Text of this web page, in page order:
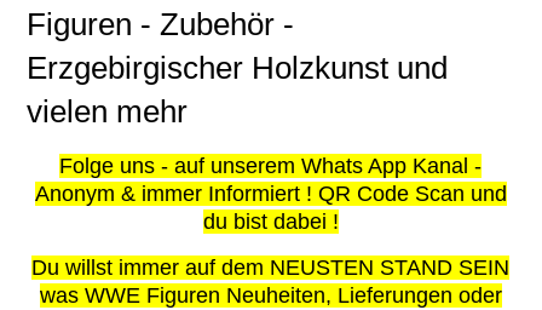
Figuren - Zubehör -
Erzgebirgischer Holzkunst und
vielen mehr
Folge uns - auf unserem Whats App Kanal -
Anonym & immer Informiert ! QR Code Scan und
du bist dabei !
Du willst immer auf dem NEUSTEN STAND SEIN
was WWE Figuren Neuheiten, Lieferungen oder